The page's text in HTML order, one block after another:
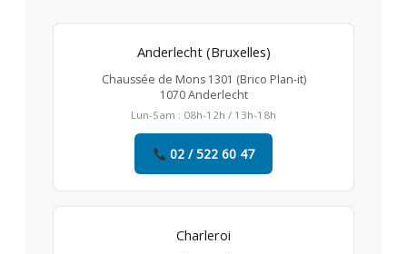
Anderlecht (Bruxelles)
Chaussée de Mons 1301 (Brico Plan-it)
1070 Anderlecht
Lun-Sam : 08h-12h / 13h-18h
02 / 522 60 47
Charleroi